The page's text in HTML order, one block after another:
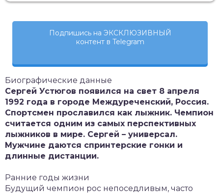
Подпишись на ЭКСКЛЮЗИВНЫЙ
контент в Telegram
Биографические данные
Сергей Устюгов появился на свет 8 апреля
1992 года в городе Междуреченский, Россия.
Спортсмен прославился как лыжник. Чемпион
считается одним из самых перспективных
лыжников в мире. Сергей – универсал.
Мужчине даются спринтерские гонки и
длинные дистанции.
Ранние годы жизни
Будущий чемпион рос непоседливым, часто